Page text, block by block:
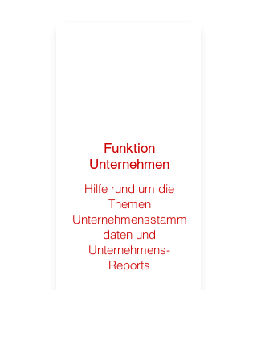
Funktion
Unternehmen
Hilfe rund um die
Themen
Unternehmensstamm
daten und
Unternehmens-
Reports